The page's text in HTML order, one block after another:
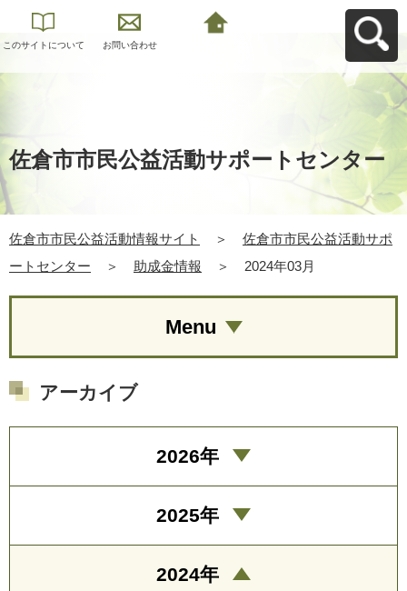
このサイトについて お問い合わせ
佐倉市市民公益活動サポートセンター
佐倉市市民公益活動情報サイト ＞
佐倉市市民公益活動サポ
ートセンター
＞ 助成金情報 ＞ 2024年03月
Menu
アーカイブ
2026年
2025年
2024年